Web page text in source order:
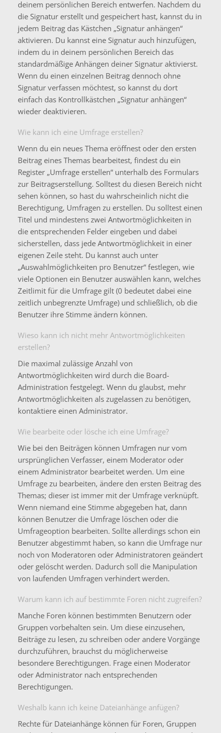
deinem persönlichen Bereich entwerfen. Nachdem du
die Signatur erstellt und gespeichert hast, kannst du in
jedem Beitrag das Kästchen „Signatur anhängen“
aktivieren. Du kannst eine Signatur auch hinzufügen,
indem du in deinem persönlichen Bereich das
standardmäßige Anhängen deiner Signatur aktivierst.
Wenn du einen einzelnen Beitrag dennoch ohne
Signatur verfassen möchtest, so kannst du dort
einfach das Kontrollkästchen „Signatur anhängen“
wieder deaktivieren.
Wie kann ich eine Umfrage erstellen?
Wenn du ein neues Thema eröffnest oder den ersten
Beitrag eines Themas bearbeitest, findest du ein
Register „Umfrage erstellen“ unterhalb des Formulars
zur Beitragserstellung. Solltest du diesen Bereich nicht
sehen können, so hast du wahrscheinlich nicht die
Berechtigung, Umfragen zu erstellen. Du solltest einen
Titel und mindestens zwei Antwortmöglichkeiten in
die entsprechenden Felder eingeben und dabei
sicherstellen, dass jede Antwortmöglichkeit in einer
eigenen Zeile steht. Du kannst auch unter
„Auswahlmöglichkeiten pro Benutzer“ festlegen, wie
viele Optionen ein Benutzer auswählen kann, welches
Zeitlimit für die Umfrage gilt (0 bedeutet dabei eine
zeitlich unbegrenzte Umfrage) und schließlich, ob die
Benutzer ihre Stimme ändern können.
Wieso kann ich nicht mehr Antwortmöglichkeiten
erstellen?
Die maximal zulässige Anzahl von
Antwortmöglichkeiten wird durch die Board-
Administration festgelegt. Wenn du glaubst, mehr
Antwortmöglichkeiten als zugelassen zu benötigen,
kontaktiere einen Administrator.
Wie bearbeite oder lösche ich eine Umfrage?
Wie bei den Beiträgen können Umfragen nur vom
ursprünglichen Verfasser, einem Moderator oder
einem Administrator bearbeitet werden. Um eine
Umfrage zu bearbeiten, ändere den ersten Beitrag des
Themas; dieser ist immer mit der Umfrage verknüpft.
Wenn niemand eine Stimme abgegeben hat, dann
können Benutzer die Umfrage löschen oder die
Umfrageoption bearbeiten. Sollte allerdings schon ein
Benutzer abgestimmt haben, so kann die Umfrage nur
noch von Moderatoren oder Administratoren geändert
oder gelöscht werden. Dadurch soll die Manipulation
von laufenden Umfragen verhindert werden.
Warum kann ich auf bestimmte Foren nicht zugreifen?
Manche Foren können bestimmten Benutzern oder
Gruppen vorbehalten sein. Um diese einzusehen,
Beiträge zu lesen, zu schreiben oder andere Vorgänge
durchzuführen, brauchst du möglicherweise
besondere Berechtigungen. Frage einen Moderator
oder Administrator nach entsprechenden
Berechtigungen.
Weshalb kann ich keine Dateianhänge anfügen?
Rechte für Dateianhänge können für Foren, Gruppen